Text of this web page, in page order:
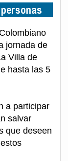
jornada de
Villa de
hasta las 5
a participar
salvar
que deseen